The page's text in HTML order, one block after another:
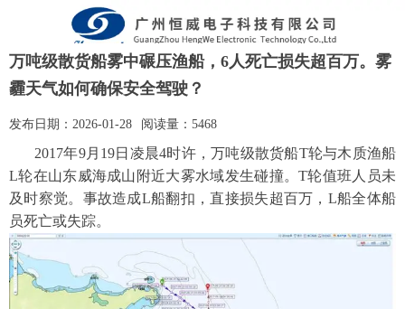
万吨级散货船雾中碾压渔船，6人死亡损失超百万。雾
霾天气如何确保安全驾驶？
发布日期： 2026-01-28 阅读量： 5468
2017年9月19日 凌晨4时许， 万吨级散货船T轮与木质渔船
L轮在山东威海成山 附近大雾水域发生碰撞。T轮值班人员未
及时察觉。 事故造成L船翻扣 ， 直接损失超百万 ， L船全体船
员死亡或失踪。